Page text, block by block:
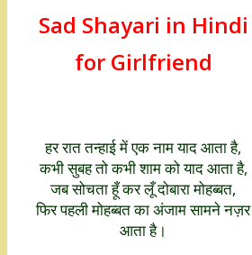
Sad Shayari in Hindi
for Girlfriend
हर रात तन्हाई में एक नाम याद आता है,
कभी सुबह तो कभी शाम को याद आता है,
जब सोचता हूँ कर लूँ दोबारा मोहब्बत,
फिर पहली मोहब्बत का अंजाम सामने नज़र
आता है।